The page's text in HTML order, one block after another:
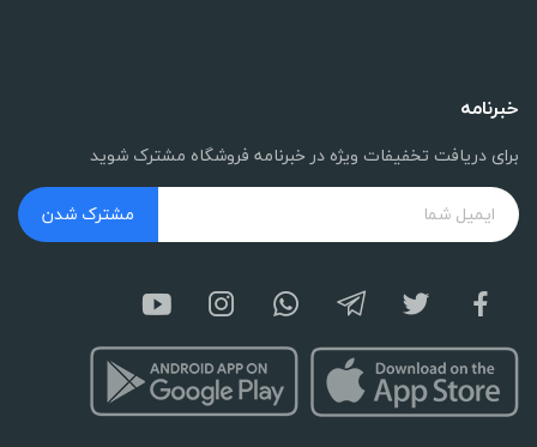
خبرنامه
برای دریافت تخفیفات ویژه در خبرنامه فروشگاه مشترک شوید
مشترک شدن